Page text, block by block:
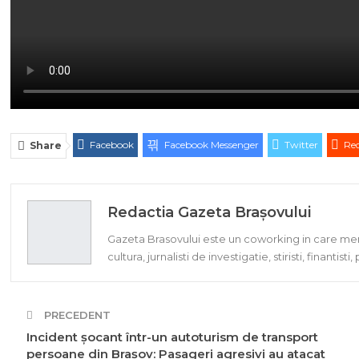
Share Facebook Facebook Messenger Twitter
Redactia Gazeta Brașovului
Gazeta Brasovului este un coworking in care
cultura, jurnalisti de investigatie, stiristi,
PRECEDENT
Incident șocant într-un autoturism de transport
persoane din Brașov: Pasageri agresivi au atacat